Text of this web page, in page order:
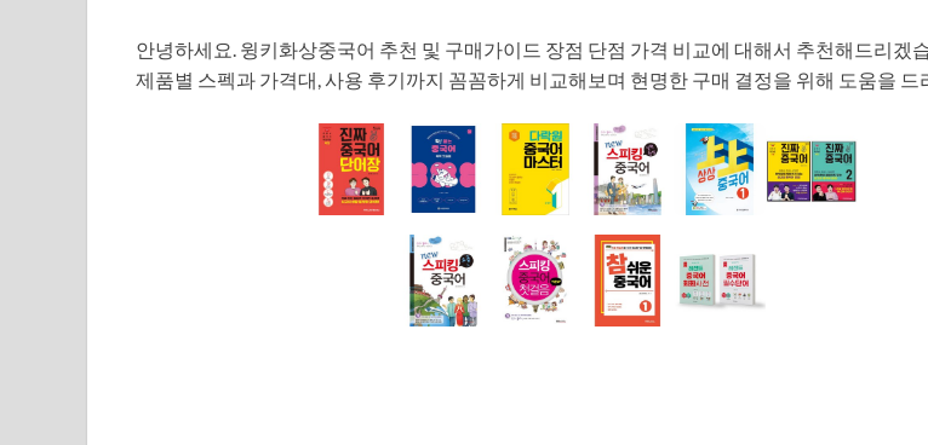
안녕하세요. 윙키화상중국어 추천 및 구매가이드 장점 단점 가격 비교에 대해서 추천해드리겠
제품별 스펙과 가격대, 사용 후기까지 꼼꼼하게 비교해보며 현명한 구매 결정을 위해 도움을 드